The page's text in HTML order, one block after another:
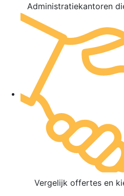
Administratiekantoren
Vergelijk offertes en